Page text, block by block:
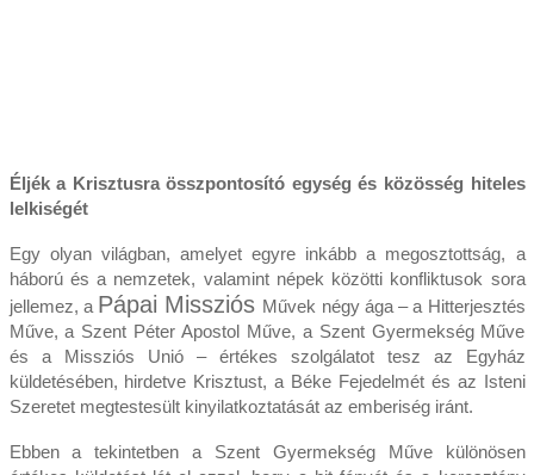
Éljék a Krisztusra összpontosító egység és közösség hiteles
lelkiségét
Egy olyan világban, amelyet egyre inkább a megosztottság, a
háború és a nemzetek, valamint népek közötti konfliktusok sora
jellemez, a Pápai Missziós Művek négy ága – a Hitterjesztés
Műve, a Szent Péter Apostol Műve, a Szent Gyermekség Műve
és a Missziós Unió – értékes szolgálatot tesz az Egyház
küldetésében, hirdetve Krisztust, a Béke Fejedelmét és az Isteni
Szeretet megtestesült kinyilatkoztatását az emberiség iránt.
Ebben a tekintetben a Szent Gyermekség Műve különösen